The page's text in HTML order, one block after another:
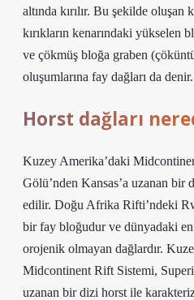
altında kırılır. Bu şekilde oluşan
kırıkların kenarındaki yükselen
ve çökmüş bloğa graben
oluşumlarına fay dağları da denir.
Horst dağları
Kuzey Amerika’daki
Gölü’nden Kansas’a uzanan bir
edilir. Doğu Afrika Rifti’ndeki
bir fay bloğudur ve dünyadaki
orojenik olmayan dağlardır.
Midcontinent Rift Sistemi,
uzanan bir dizi horst ile